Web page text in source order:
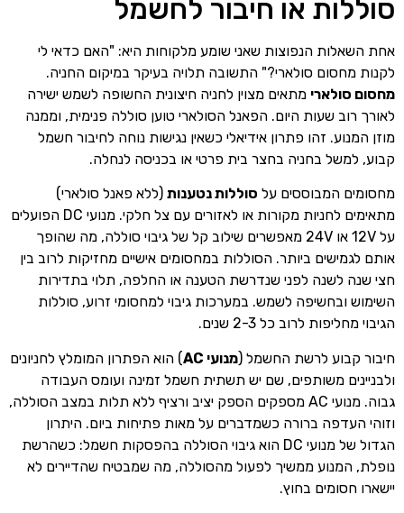
סוללות או חיבור לחשמל
אחת השאלות הנפוצות שאני שומע מלקוחות היא: "האם כדאי לי
לקנות מחסום סולארי?" התשובה תלויה בעיקר במיקום החניה.
מחסום סולארי מתאים מצוין לחניה חיצונית החשופה לשמש ישירה
לאורך רוב שעות היום. הפאנל הסולארי טוען סוללה פנימית, וממנה
מוזן המנוע. זהו פתרון אידיאלי כשאין נגישות נוחה לחיבור חשמל
קבוע, למשל בחניה בחצר בית פרטי או בכניסה לנחלה.
מחסומים המבוססים על סוללות נטענות (ללא פאנל סולארי)
מתאימים לחניות מקורות או לאזורים עם צל חלקי. מנועי DC הפועלים
על 12V או 24V מאפשרים שילוב קל של גיבוי סוללה, מה שהופך
אותם לגמישים ביותר. הסוללות במחסומים אישיים מחזיקות לרוב בין
חצי שנה לשנה לפני שנדרשת הטענה או החלפה, תלוי בתדירות
השימוש ובחשיפה לשמש. במערכות גיבוי למחסומי זרוע, סוללות
הגיבוי מחליפות לרוב כל 2-3 שנים.
חיבור קבוע לרשת החשמל (מנועי AC
) הוא הפתרון המומלץ לחניונים
ולבניינים משותפים, שם יש תשתית חשמל זמינה ועומס העבודה
גבוה. מנועי AC מספקים הספק יציב ורציף ללא תלות במצב הסוללה,
וזוהי העדפה ברורה כשמדברים על מאות פתיחות ביום. היתרון
הגדול של מנועי DC הוא גיבוי הסוללה בהפסקות חשמל: כשהרשת
נופלת, המנוע ממשיך לפעול מהסוללה, מה שמבטיח שהדיירים לא
יישארו חסומים בחוץ.